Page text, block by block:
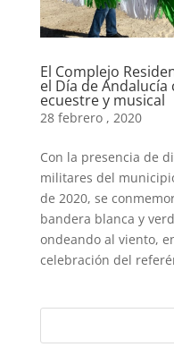
El Complejo
el Día de
ecuestre y musical
28 febrero , 2020
Con la presencia de
militares del
de 2020, se
bandera blanca y
ondeando al viento,
celebración del